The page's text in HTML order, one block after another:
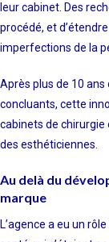
leur cabinet. Des
procédé, et
imperfections de la
Après plus de 10
concluants, cette
cabinets de chirurgie
des esthéticiennes.
Au delà du
marque
L’agence a eu un